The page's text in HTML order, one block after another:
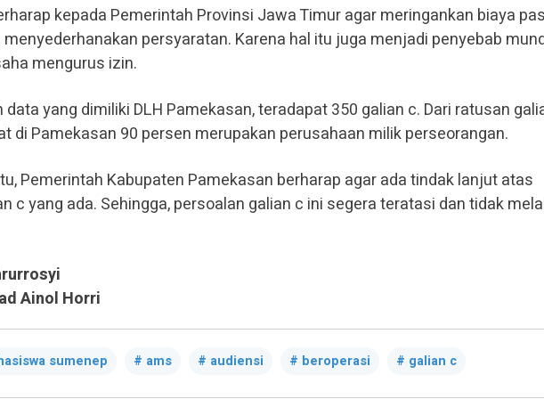
kepada Pemerintah Provinsi Jawa Timur agar meringankan biaya
persyaratan. Karena hal itu juga menjadi penyebab
mengurus izin.
data yang dimiliki DLH Pamekasan, teradapat 350 galian c. Dari ratusan
di Pamekasan 90 persen merupakan perusahaan milik perseorangan.
Pemerintah Kabupaten Pamekasan berharap agar ada tindak lanjut atas
c yang ada. Sehingga, persoalan galian c ini segera teratasi dan tidak
Ainol Horri
sumenep ams audiensi beroperasi galian c